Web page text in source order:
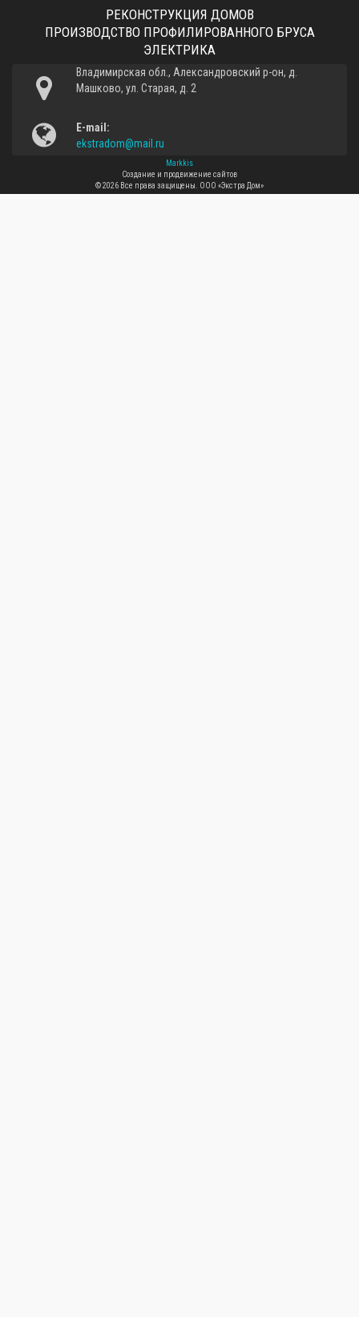
РЕКОНСТРУКЦИЯ ДОМОВ
ПРОИЗВОДСТВО ПРОФИЛИРОВАННОГО БРУСА
ЭЛЕКТРИКА
Владимирская обл., Александровский р-он, д.
Машково, ул. Старая, д. 2
E-mail:
ekstradom@mail.ru
Markkis
Создание и продвижение сайтов
© 2026 Все права защищены. ООО «Экстра Дом»